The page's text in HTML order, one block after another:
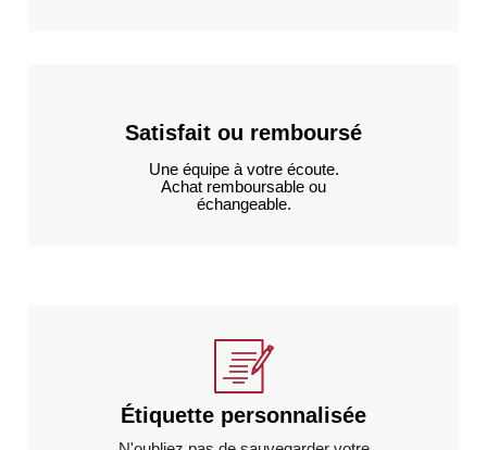
Satisfait ou remboursé
Une équipe à votre écoute.
Achat remboursable ou
échangeable.
Étiquette personnalisée